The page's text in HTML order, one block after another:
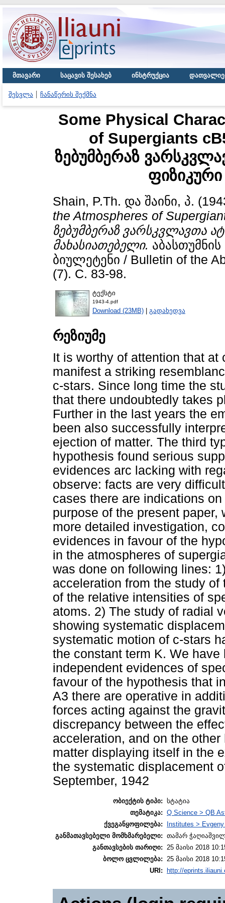
მთავარი საცავის შესახებ ინსტრუქცია
შესვლა ჩანაწერის შექმნა
Some Physical
of Supergiants
ზებუმბერაზ
Shain, P.Th. და შაინი, პ.
the Atmospheres of
ზებუმბერაზ ვარსკვლავთა
მახასიათებელი.
ბიულეტენი / Bulletin of the
(7). С. 83-98.
ტექსტი
1943-4.pdf
Download (23MB) | გადახედვა
რეზიუმე
It is worthy of attention that
manifest a striking
c-stars. Since long time the
that there undoubtedly takes
Further in the last years the
been also successfully
ejection of matter. The third
hypothesis found serious
evidences arc lacking with
observe: facts are very
cases there are indications
purpose of the present
more detailed investigation,
evidences in favour of the
in the atmospheres of
was done on following lines:
acceleration from the study
of the relative intensities of
atoms. 2) The study of radial
showing systematic
systematic motion of c-stars
the constant term K. We
independent evidences of
favour of the hypothesis that
A3 there are operative in
forces acting against the
discrepancy between the
acceleration, and on the
matter displaying itself in the
the systematic displacement
September, 1942
ობიექტის ტიპი: სტატია
თემატიკა: Q Science > QB
ქვეგანყოფილება:
Institutes >
განმათავსებელი მომხმარებელი: თამარ
განთავსების თარიღი:
25 მაისი 2018
ბოლო ცვლილება:
25 მაისი 2018
URI:
http://